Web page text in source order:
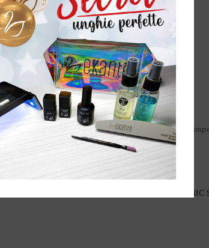
Risciacquare con acqua tiepida e asciugare
TONIC